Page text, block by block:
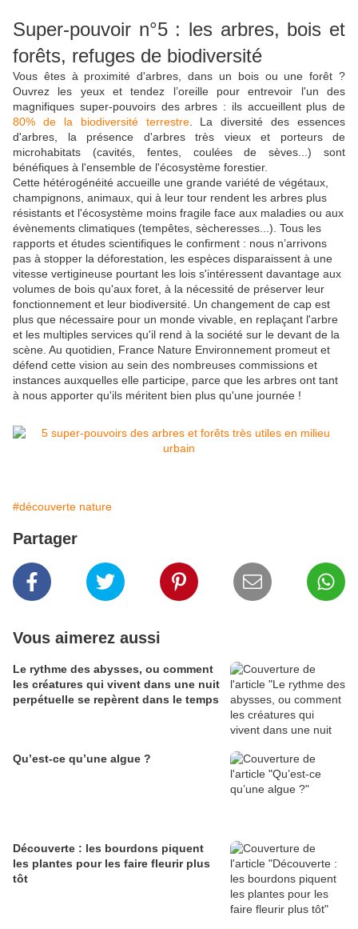
Super-pouvoir n°5 : les arbres, bois et
forêts, refuges de biodiversité
Vous êtes à proximité d'arbres, dans un bois ou une forêt ?
Ouvrez les yeux et tendez l’oreille pour entrevoir l'un des
magnifiques super-pouvoirs des arbres : ils accueillent plus de
80% de la biodiversité terrestre. La diversité des essences
d'arbres, la présence d'arbres très vieux et porteurs de
microhabitats (cavités, fentes, coulées de sèves...) sont
bénéfiques à l'ensemble de l'écosystème forestier.
Cette hétérogénéité accueille une grande variété de végétaux,
champignons, animaux, qui à leur tour rendent les arbres plus
résistants et l'écosystème moins fragile face aux maladies ou aux
évènements climatiques (tempêtes, sècheresses...). Tous les
rapports et études scientifiques le confirment : nous n’arrivons
pas à stopper la déforestation, les espèces disparaissent à une
vitesse vertigineuse pourtant les lois s'intéressent davantage aux
volumes de bois qu'aux foret, à la nécessité de préserver leur
fonctionnement et leur biodiversité. Un changement de cap est
plus que nécessaire pour un monde vivable, en replaçant l'arbre
et les multiples services qu'il rend à la société sur le devant de la
scène. Au quotidien, France Nature Environnement promeut et
défend cette vision au sein des nombreuses commissions et
instances auxquelles elle participe, parce que les arbres ont tant
à nous apporter qu'ils méritent bien plus qu'une journée !
#découverte nature
Partager
Vous aimerez aussi
Le rythme des abysses, ou comment
les créatures qui vivent dans une nuit
perpétuelle se repèrent dans le temps
Qu’est-ce qu’une algue ?
Découverte : les bourdons piquent
les plantes pour les faire fleurir plus
tôt